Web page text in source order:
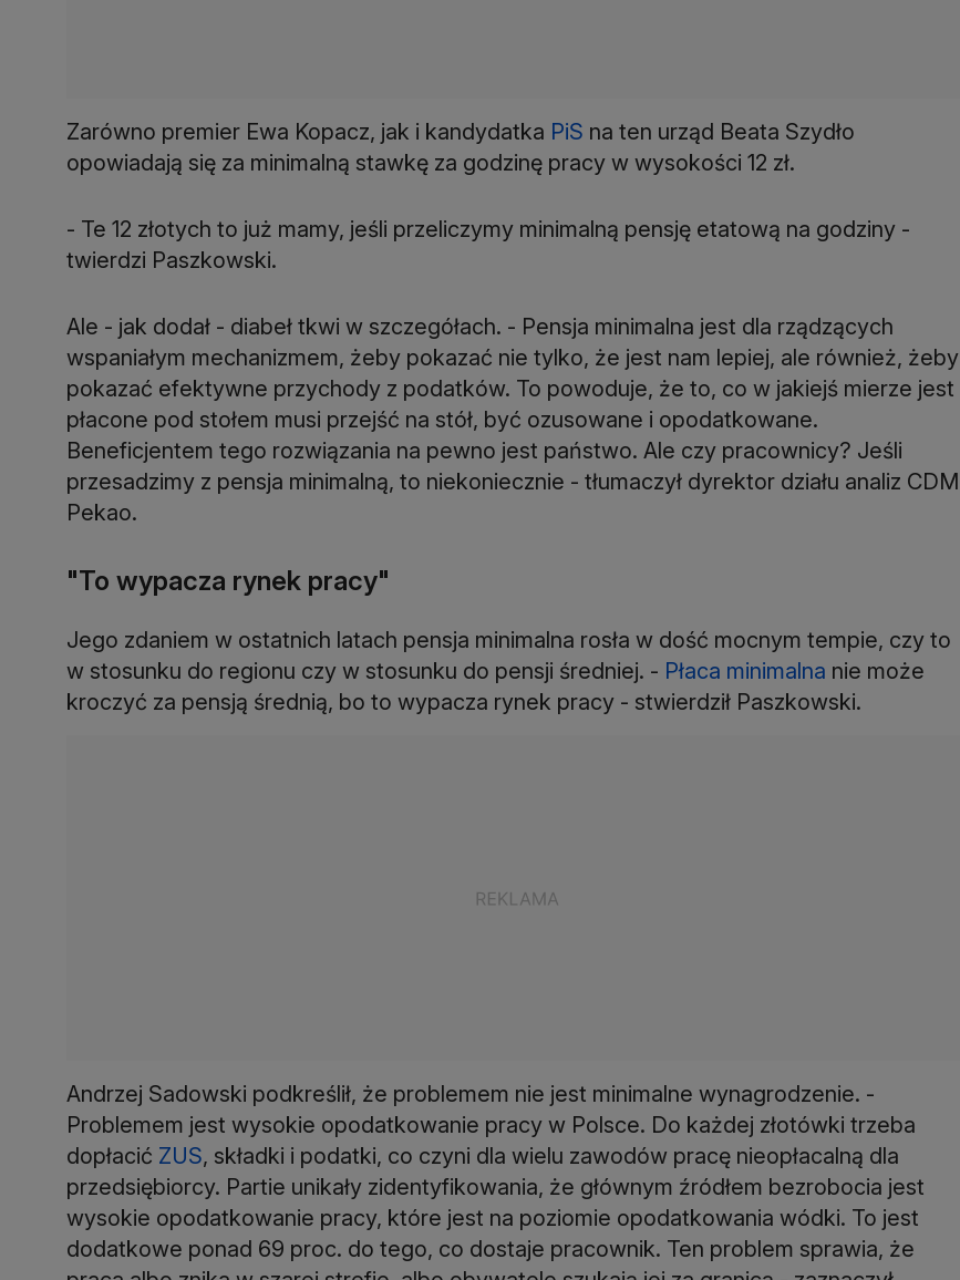
Zarówno premier Ewa Kopacz, jak i kandydatka PiS na ten urząd Beata Szydło
opowiadają się za minimalną stawkę za godzinę pracy w wysokości 12 zł.
- Te 12 złotych to już mamy, jeśli przeliczymy minimalną pensję etatową na godziny -
twierdzi Paszkowski.
Ale - jak dodał - diabeł tkwi w szczegółach. - Pensja minimalna jest dla rządzących
wspaniałym mechanizmem, żeby pokazać nie tylko, że jest nam lepiej, ale również, żeby
pokazać efektywne przychody z podatków. To powoduje, że to, co w jakiejś mierze jest
płacone pod stołem musi przejść na stół, być ozusowane i opodatkowane.
Beneficjentem tego rozwiązania na pewno jest państwo. Ale czy pracownicy? Jeśli
przesadzimy z pensja minimalną, to niekoniecznie - tłumaczył dyrektor działu analiz CDM
Pekao.
"To wypacza rynek pracy"
Jego zdaniem w ostatnich latach pensja minimalna rosła w dość mocnym tempie, czy to
w stosunku do regionu czy w stosunku do pensji średniej. - Płaca minimalna nie może
kroczyć za pensją średnią, bo to wypacza rynek pracy - stwierdził Paszkowski.
Andrzej Sadowski podkreślił, że problemem nie jest minimalne wynagrodzenie. -
Problemem jest wysokie opodatkowanie pracy w Polsce. Do każdej złotówki trzeba
dopłacić ZUS, składki i podatki, co czyni dla wielu zawodów pracę nieopłacalną dla
przedsiębiorcy. Partie unikały zidentyfikowania, że głównym źródłem bezrobocia jest
wysokie opodatkowanie pracy, które jest na poziomie opodatkowania wódki. To jest
dodatkowe ponad 69 proc. do tego, co dostaje pracownik. Ten problem sprawia, że